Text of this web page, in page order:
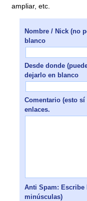
ampliar, etc.
Nombre / Nick (no
blanco
Desde donde
dejarlo en blanco
Comentario (esto
enlaces.
Anti Spam: Escribe
minúsculas)